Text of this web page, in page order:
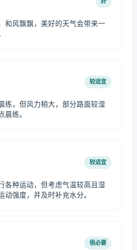
和风飘飘，美好的天气会带来一
较适宜
练，但风力稍大，部分路面较湿
晨练。
较适宜
各种运动，但考虑气温较高且湿
动强度，并及时补充水分。
很必要